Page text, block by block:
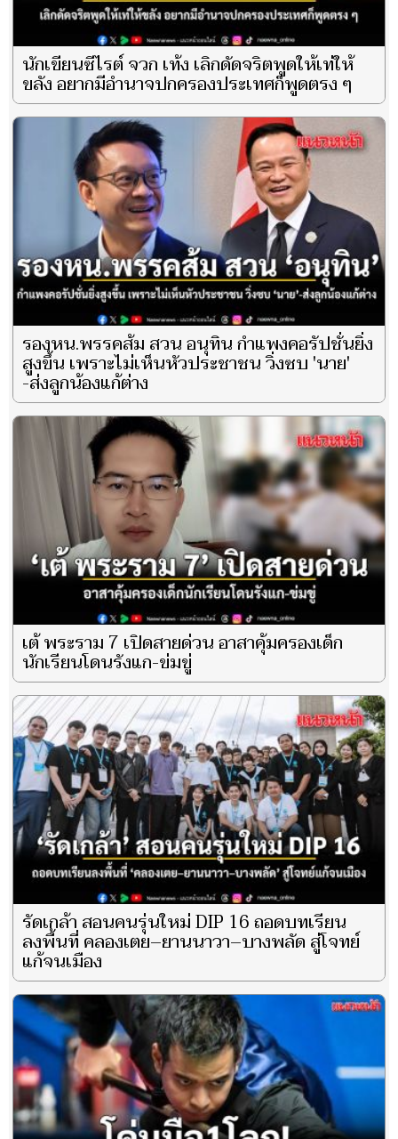
นักเขียนซีไรต์ จวก เท้ง เลิกดัดจริตพูดให้เท่ให้
ขลัง อยากมีอำนาจปกครองประเทศก็พูดตรง ๆ
รองหน.พรรคส้ม สวน อนุทิน กำแพงคอรัปชั่นยิ่ง
สูงขึ้น เพราะไม่เห็นหัวประชาชน วิ่งซบ 'นาย'
-ส่งลูกน้องแก้ต่าง
เต้ พระราม 7 เปิดสายด่วน อาสาคุ้มครองเด็ก
นักเรียนโดนรังแก-ข่มขู่
รัดเกล้า สอนคนรุ่นใหม่ DIP 16 ถอดบทเรียน
ลงพื้นที่ คลองเตย–ยานนาวา–บางพลัด สู่โจทย์
แก้จนเมือง